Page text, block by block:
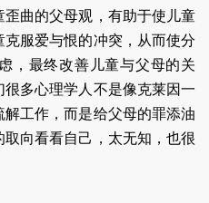
曲的父母观，有助于使儿童
服爱与恨的冲突，从而使分
，最终改善儿童与父母的关
多心理学人不是像克莱因一
工作，而是给父母的罪添油
向看看自己，太无知，也很